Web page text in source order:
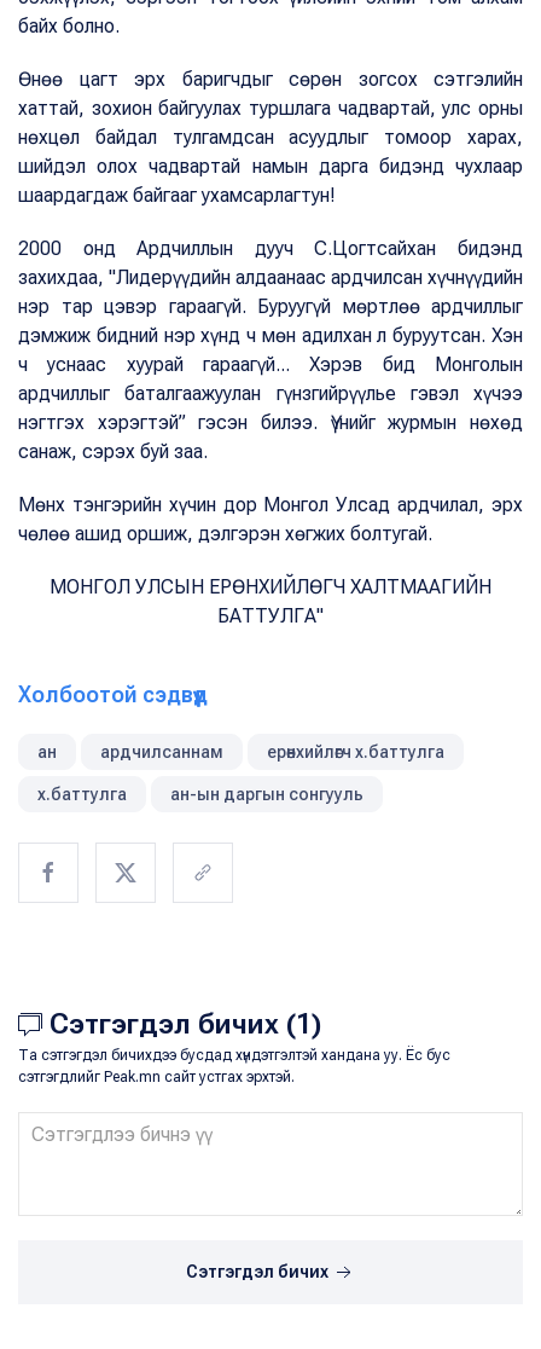
байх болно.
Өнөө цагт эрх баригчдыг сөрөн зогсох сэтгэлийн
хаттай, зохион байгуулах туршлага чадвартай, улс орны
нөхцөл байдал тулгамдсан асуудлыг томоор харах,
шийдэл олох чадвартай намын дарга бидэнд чухлаар
шаардагдаж байгааг ухамсарлагтун!
2000 онд Ардчиллын дууч С.Цогтсайхан бидэнд
захихдаа, "Лидерүүдийн алдаанаас ардчилсан хүчнүүдийн
нэр тар цэвэр гараагүй. Буруугүй мөртлөө ардчиллыг
дэмжиж бидний нэр хүнд ч мөн адилхан л буруутсан. Хэн
ч уснаас хуурай гараагүй... Хэрэв бид Монголын
ардчиллыг баталгаажуулан гүнзгийрүүлье гэвэл хүчээ
нэгтгэх хэрэгтэй” гэсэн билээ. Үүнийг журмын нөхөд
санаж, сэрэх буй заа.
Мөнх тэнгэрийн хүчин дор Монгол Улсад ардчилал, эрх
чөлөө ашид оршиж, дэлгэрэн хөгжих болтугай.
МОНГОЛ УЛСЫН ЕРӨНХИЙЛӨГЧ ХАЛТМААГИЙН
БАТТУЛГА"
Холбоотой сэдвүүд
ан ардчилсаннам ерөнхийлөгч х.баттулга
х.баттулга ан-ын даргын сонгууль
Сэтгэгдэл бичих (1)
Та сэтгэгдэл бичихдээ бусдад хүндэтгэлтэй хандана уу. Ёс бус
сэтгэгдлийг Peak.mn сайт устгах эрхтэй.
Сэтгэгдэл бичих